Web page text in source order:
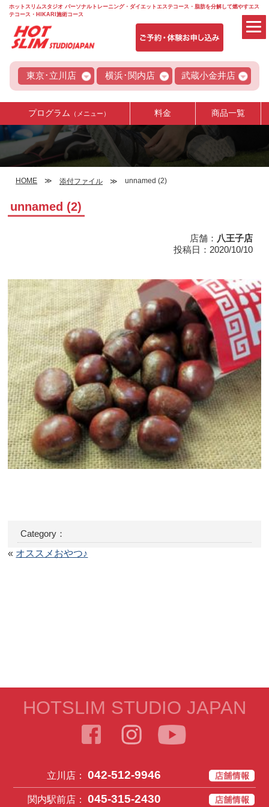
ホットスリムスタジオ パーソナルトレーニング・ダイエットエステコース・脂肪を分解して燃やすエス
テコース・HIKARI施術コース
東京･立川店 横浜･関内店 武蔵小金井店
プログラム （メニュー） 料金 商品一覧
HOME 添付ファイル unnamed (2)
unnamed (2)
店舗： 八王子店
投稿日：2020/10/10
Category：
« オススメおやつ♪
HOTSLIM STUDIO JAPAN
立川店： 042-512-9946
関内駅前店： 045-315-2430